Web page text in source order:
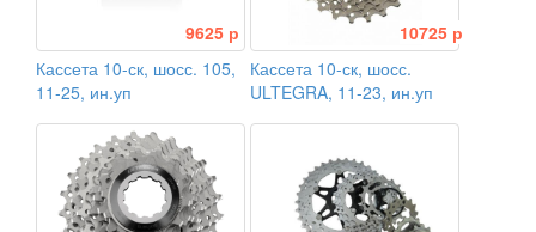
9625 р
Кассета 10-ск, шосс. 105,
11-25, ин.уп
10725 р
Кассета 10-ск, шосс.
ULTEGRA, 11-23, ин.уп